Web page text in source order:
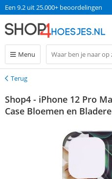
Een 9.2 uit 25.000+ beoordelingen
Menu
Terug
Terug
Shop4 - iPhone 12 Pro
Case Bloemen en